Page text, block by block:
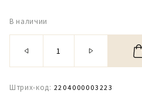
В наличии
Штрих-код: 2204000003223